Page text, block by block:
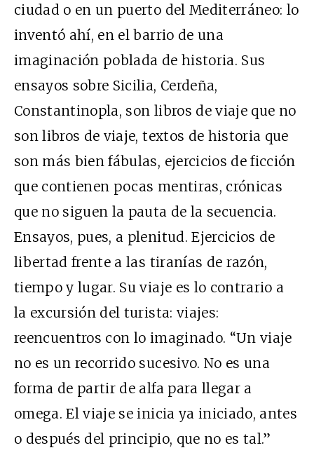
ciudad o en un puerto del Mediterráneo: lo
inventó ahí, en el barrio de una
imaginación poblada de historia. Sus
ensayos sobre Sicilia, Cerdeña,
Constantinopla, son libros de viaje que no
son libros de viaje, textos de historia que
son más bien fábulas, ejercicios de ficción
que contienen pocas mentiras, crónicas
que no siguen la pauta de la secuencia.
Ensayos, pues, a plenitud. Ejercicios de
libertad frente a las tiranías de razón,
tiempo y lugar. Su viaje es lo contrario a
la excursión del turista: viajes:
reencuentros con lo imaginado. “Un viaje
no es un recorrido sucesivo. No es una
forma de partir de alfa para llegar a
omega. El viaje se inicia ya iniciado, antes
o después del principio, que no es tal.”